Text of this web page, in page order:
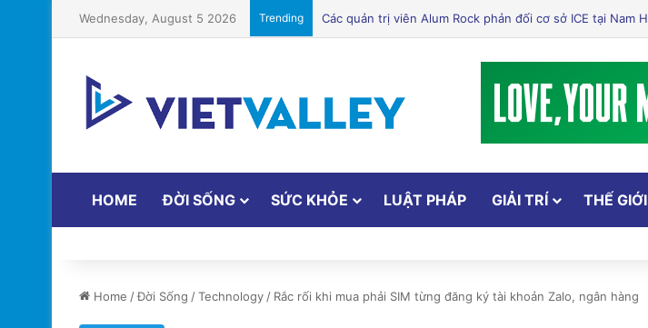
Wednesday, August 5 2026 Trending
HOME ĐỜI SỐNG SỨC KHỎE LUẬT PHÁP GIẢI TRÍ THẾ GIỚI
Home /Đời Sống /Technology/ Rắc rối khi mua phải SIM từng đăng ký tài khoản Zalo, ngân hàng